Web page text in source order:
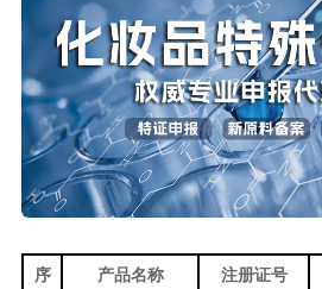
序 产品名称 注册证号